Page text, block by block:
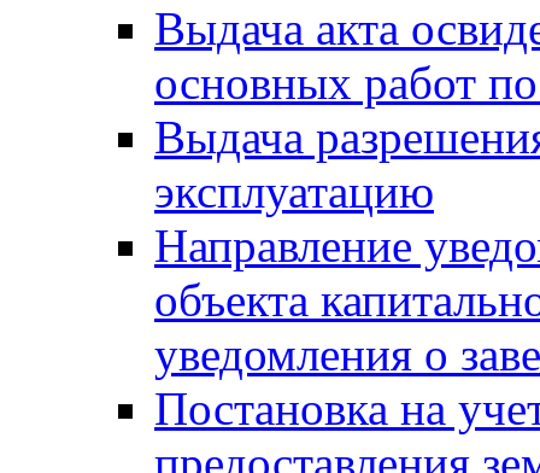
Выдача акта
основных работ
Выдача
эксплуатацию
Направление
объекта
уведомления о
Постановка на
предоставления